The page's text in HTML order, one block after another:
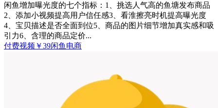
闲鱼增加曝光度的七个指标：1、挑选人气高的鱼塘发布商品
2、添加小视频提高用户信任感3、看淮擦亮时机提高曝光度
4、宝贝描述是否全面到位5、商品的图片细节增加真实感和吸
引力6、含理的商品定价...
付费视频 ￥39闲鱼电商